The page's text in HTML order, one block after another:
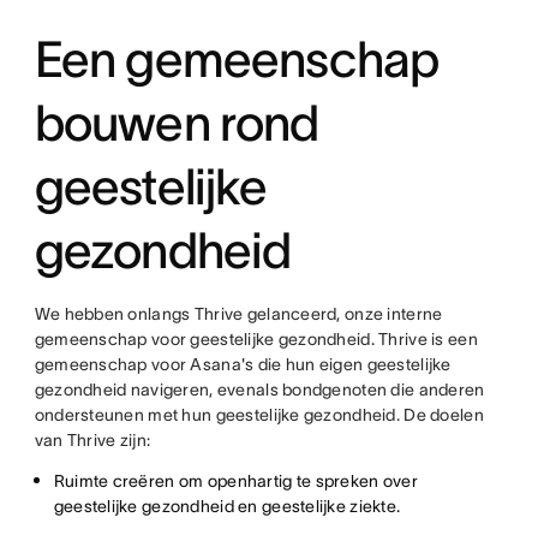
Een gemeenschap
bouwen rond
geestelijke
gezondheid
We hebben onlangs Thrive gelanceerd, onze interne
gemeenschap voor geestelijke gezondheid. Thrive is een
gemeenschap voor Asana's die hun eigen geestelijke
gezondheid navigeren, evenals bondgenoten die anderen
ondersteunen met hun geestelijke gezondheid. De doelen
van Thrive zijn:
Ruimte creëren om openhartig te spreken over
geestelijke gezondheid en geestelijke ziekte.